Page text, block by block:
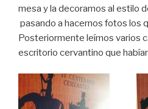
mesa y la decoramos al estilo
pasando a hacernos fotos los
Posteriormente leímos varios
escritorio cervantino que